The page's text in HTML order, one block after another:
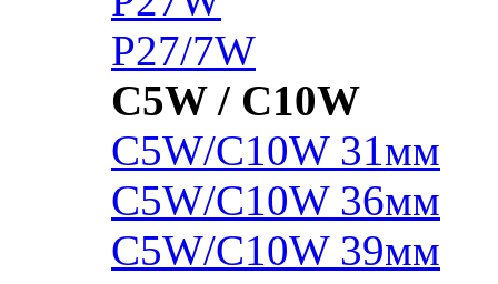
P27/7W
C5W / C10W
C5W/C10W 31мм
C5W/C10W 36мм
C5W/C10W 39мм